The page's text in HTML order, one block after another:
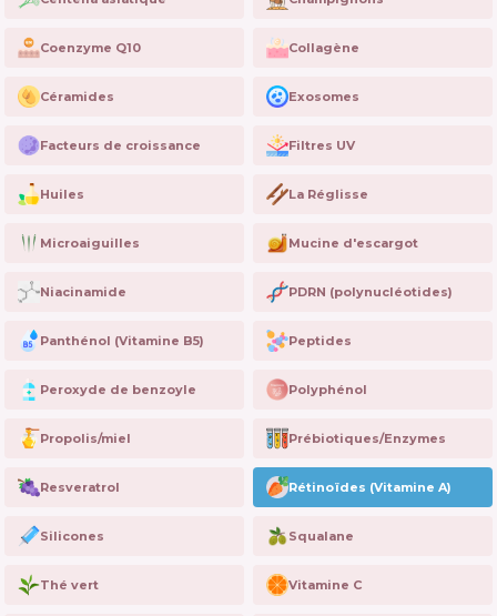
Coenzyme Q10 Collagène
Céramides Exosomes
Facteurs de croissance Filtres UV
Huiles La Réglisse
Microaiguilles Mucine d'escargot
Niacinamide PDRN (polynucléotides)
Panthénol (Vitamine B5) Peptides
Peroxyde de benzoyle Polyphénol
Propolis/miel Prébiotiques/Enzymes
Resveratrol Rétinoïdes (Vitamine A)
Silicones Squalane
Thé vert Vitamine C